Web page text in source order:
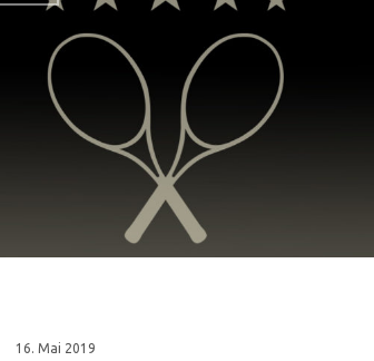
16. Mai 2019